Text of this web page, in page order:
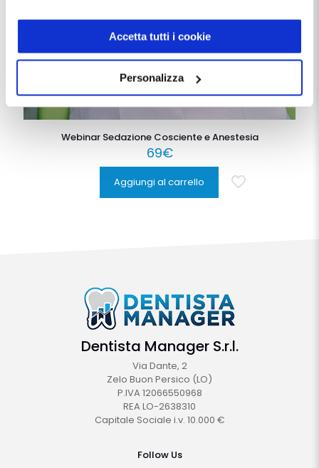
indirizzo:dentistamanager.it/contatti-dentista-
Chiudendo questo banner tramite apposita X in alto a
Accetta tutti i cookie
Personalizza
Webinar Sedazione Cosciente e Anestesia
69€
Aggiungi al carrello
Dentista Manager S.r.l.
Via Dante, 2
Zelo Buon Persico (LO)
P.IVA 12066550968
REA LO-2638310
Capitale Sociale i.v. 10.000 €
Follow Us